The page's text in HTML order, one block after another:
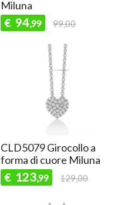
Miluna
€ 94,99 99,00
CLD5079 Girocollo a
forma di cuore Miluna
€ 123,99 129,00